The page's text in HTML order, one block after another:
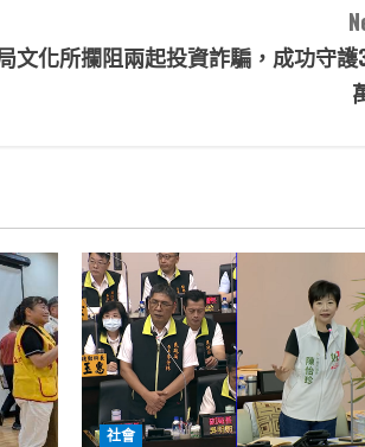
文化所攔阻兩起投資詐騙，成功守護
社會